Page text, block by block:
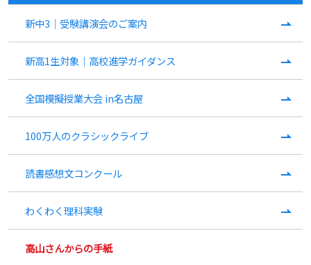
新中3｜受験講演会のご案内
新高1生対象｜高校進学ガイダンス
全国模擬授業大会 in名古屋
100万人のクラシックライブ
読書感想文コンクール
わくわく理科実験
高山さんからの手紙